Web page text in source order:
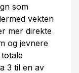
som
vekten
mer direkte
og jevnere
3 til en av